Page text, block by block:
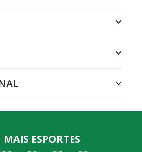
MAIS ESPORTES